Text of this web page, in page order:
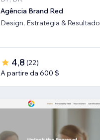
Agência Brand Red
Design, Estratégia & Resultado
4,8 (22)
A partire da 600 $